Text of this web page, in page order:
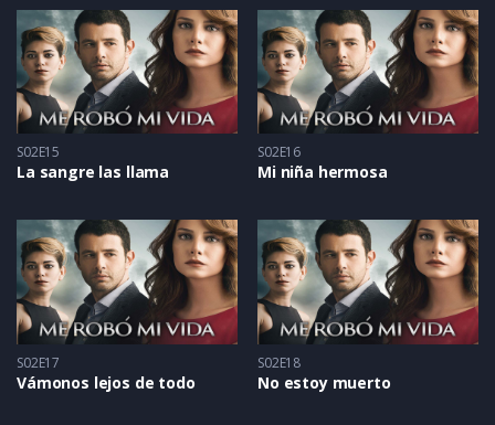
S02E15
La sangre las llama
S02E16
Mi niña hermosa
S02E17
Vámonos lejos de todo
S02E18
No estoy muerto